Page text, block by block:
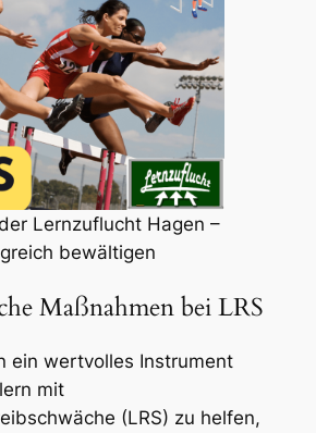
Lernzuflucht Hagen –
bewältigen
Maßnahmen bei LRS
ein wertvolles Instrument
mit
(LRS) zu helfen,